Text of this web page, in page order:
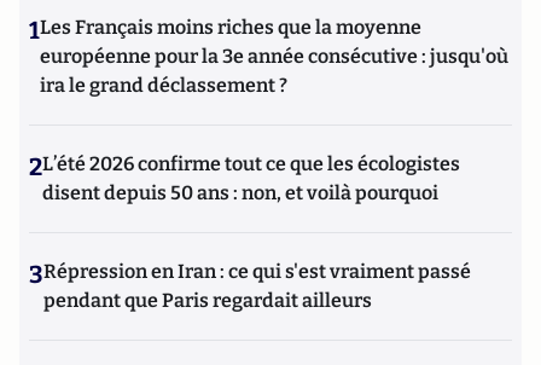
1Les Français moins riches que la moyenne
européenne pour la 3e année consécutive : jusqu'où
ira le grand déclassement ?
2L’été 2026 confirme tout ce que les écologistes
disent depuis 50 ans : non, et voilà pourquoi
3Répression en Iran : ce qui s'est vraiment passé
pendant que Paris regardait ailleurs